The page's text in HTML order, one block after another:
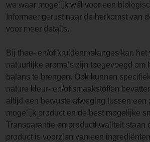
we waar mogelijk wél voor een
Informeer gerust naar de herkomst van
voor meer details.
Bij thee- en/of kruidenmelanges kan het
natuurlijke aroma’s zijn toegevoegd om
balans te brengen. Ook kunnen
nature kleur- en/of smaakstoffen
altijd een bewuste afweging tussen een
mogelijk product en de best mogelijke
Transparantie en productkwaliteit staan
product is voorzien van een